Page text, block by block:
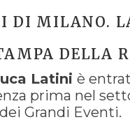
DI MILANO.
DELLA
Latini è
prima nel
Grandi Eventi.